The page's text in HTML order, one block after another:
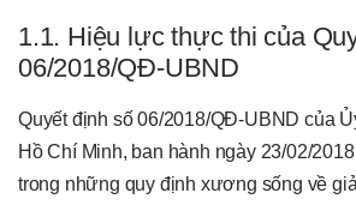
1.1. Hiệu lực thực thi của
06/2018/QĐ-UBND
Quyết định số 06/2018/QĐ-UBND của
Hồ Chí Minh, ban hành ngày 23/02/
trong những quy định xương sống về